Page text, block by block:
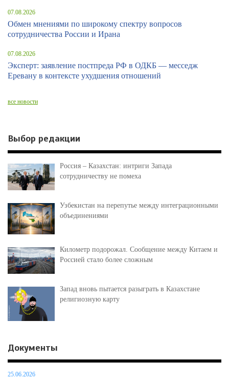
07.08.2026
Обмен мнениями по широкому спектру вопросов
сотрудничества России и Ирана
07.08.2026
Эксперт: заявление постпреда РФ в ОДКБ — месседж
Еревану в контексте ухудшения отношений
все новости
Выбор редакции
Россия – Казахстан: интриги Запада
сотрудничеству не помеха
Узбекистан на перепутье между интеграционными
объединениями
Километр подорожал. Сообщение между Китаем и
Россией стало более сложным
Запад вновь пытается разыграть в Казахстане
религиозную карту
Документы
25.06.2026